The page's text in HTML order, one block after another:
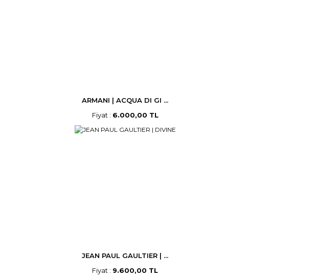
ARMANI | ACQUA DI GI ...
Fiyat : 6.000,00 TL
JEAN PAUL GAULTIER | ...
Fiyat : 9.600,00 TL